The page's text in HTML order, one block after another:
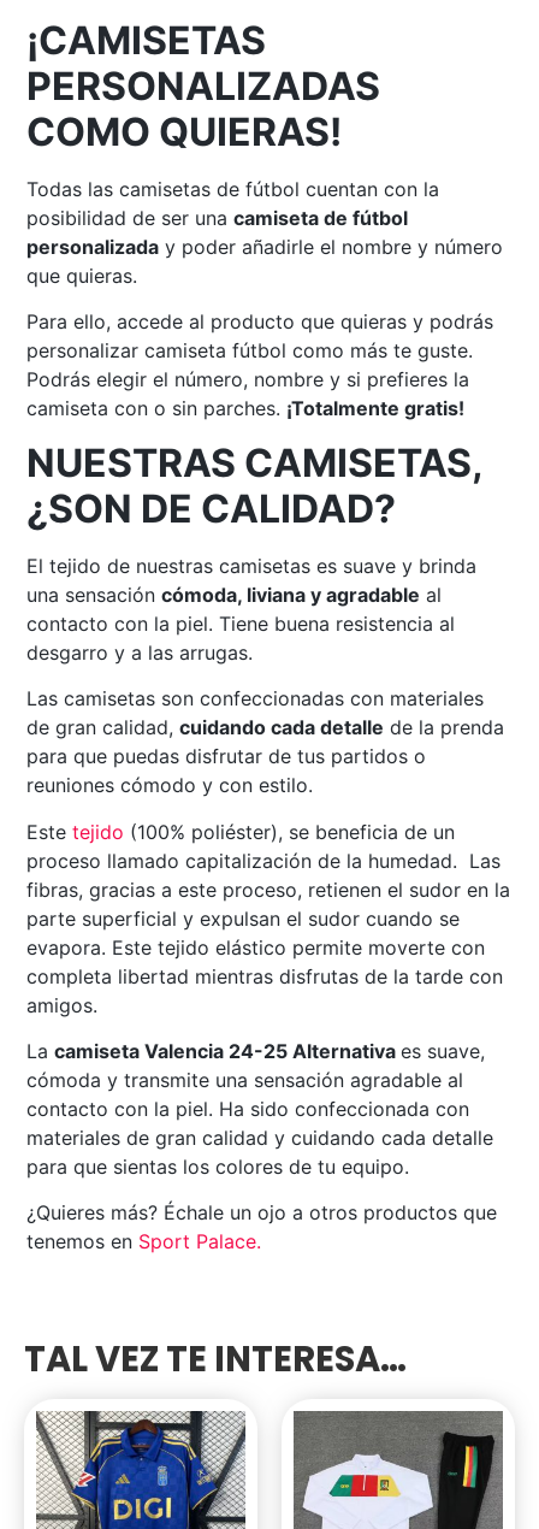
¡CAMISETAS
PERSONALIZADAS
COMO QUIERAS!
Todas las camisetas de fútbol cuentan con la
posibilidad de ser unacamiseta de fútbol
personalizada y poder añadirle el nombre y número
que quieras.
Para ello, accede al producto que quieras y podrás
personalizar camiseta fútbol como más te guste.
Podrás elegir el número, nombre y si prefieres la
camiseta con o sin parches. ¡Totalmente gratis!
NUESTRAS CAMISETAS,
¿SON DE CALIDAD?
El tejido de nuestras camisetas es suave y brinda
una sensacióncómoda, liviana y agradable al
contacto con la piel. Tiene buena resistencia al
desgarro y a las arrugas.
Las camisetas son confeccionadas con materiales
de gran calidad,cuidando cada detalle de la prenda
para que puedas disfrutar de tus partidos o
reuniones cómodo y con estilo.
Estetejido (100% poliéster), se beneficia de un
proceso llamado capitalización de la humedad. Las
fibras, gracias a este proceso, retienen el sudor en la
parte superficial y expulsan el sudor cuando se
evapora. Este tejido elástico permite moverte con
completa libertad mientras disfrutas de la tarde con
amigos.
Lacamiseta Valencia 24-25 Alternativa es suave,
cómoda y transmite una sensación agradable al
contacto con la piel. Ha sido confeccionada con
materiales de gran calidad y cuidando cada detalle
para que sientas los colores de tu equipo.
¿Quieres más? Échale un ojo a otros productos que
tenemos en Sport Palace.
TAL VEZ TE INTERESA…